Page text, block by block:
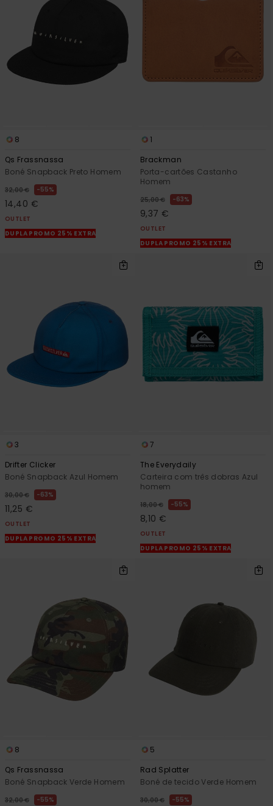
8
Qs Frassnassa
Boné Snapback Preto Homem
32,00 € 55%
14,40 €
OUTLET
DUPLA PROMO 25% EXTRA
1
Brackman
Porta-cartões Castanho
Homem
25,00 € 63%
9,37 €
OUTLET
DUPLA PROMO 25% EXTRA
3
Drifter Clicker
Boné Snapback Azul Homem
30,00 € 63%
11,25 €
OUTLET
DUPLA PROMO 25% EXTRA
7
The Everydaily
Carteira com três dobras Azul
homem
18,00 € 55%
8,10 €
OUTLET
DUPLA PROMO 25% EXTRA
8
Qs Frassnassa
Boné Snapback Verde Homem
32,00 € 55%
5
Rad Splatter
Boné de tecido Verde Homem
30,00 € 55%